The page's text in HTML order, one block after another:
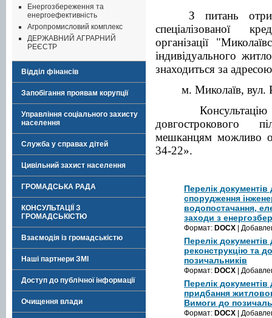
Енергозбереження та
енергоефективність
Агропромисловий комплекс
ДЕРЖАВНИЙ АГРАРНИЙ
РЕЄСТР
Відділ фінансів
Запобігання проявам корупції
Управління соціального захисту
населення
Служба у справах дітей
Цивільний захист населення
ГРОМАДСЬКА РАДА
КОНСУЛЬТАЦІЇ З
ГРОМАДСЬКІСТЮ
Взаємодія із громадськістю
Наші партнери ЗМІ
Доступ до публічної інформації
Очищення влади
З питань
спеціалізованої
організації
індивідуального
знаходиться за
м. Миколаїв, вул.
довгострокового
мешканцям можливо
34-22».
Перелік
спорудження
водопостачання,
заходи з
Формат: DOCX |
Перелік
реконструкцію та
позичальників
Формат: DOCX |
Перелік
придбання
Вимоги до
Формат: DOCX |